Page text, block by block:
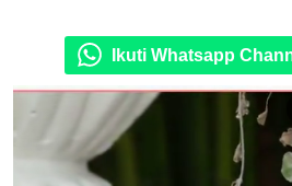
Ikuti Whatsapp